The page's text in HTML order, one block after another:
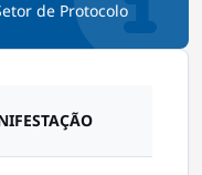
de Protocolo